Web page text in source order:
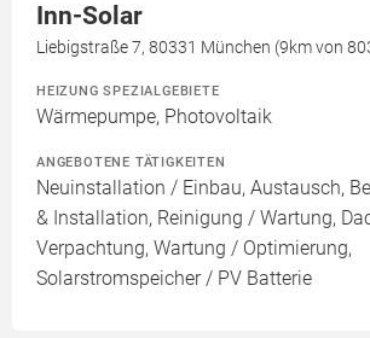
Inn-Solar
Liebigstraße 7, 80331 München (9km von
HEIZUNG SPEZIALGEBIETE
Wärmepumpe, Photovoltaik
ANGEBOTENE TÄTIGKEITEN
Neuinstallation / Einbau, Austausch,
& Installation, Reinigung / Wartung,
Verpachtung, Wartung / Optimierung,
Solarstromspeicher / PV Batterie